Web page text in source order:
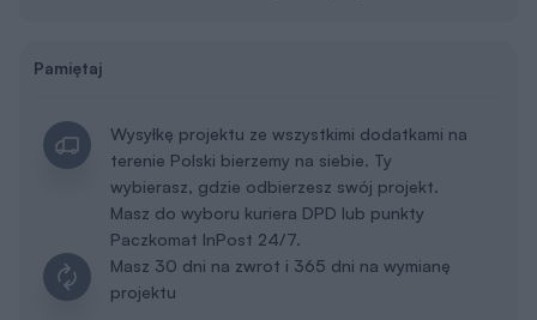
Pamiętaj
Wysyłkę projektu ze wszystkimi dodatkami na
terenie Polski bierzemy na siebie. Ty
wybierasz, gdzie odbierzesz swój projekt.
Masz do wyboru kuriera DPD lub punkty
Paczkomat InPost 24/7.
Masz 30 dni na zwrot i 365 dni na wymianę
projektu